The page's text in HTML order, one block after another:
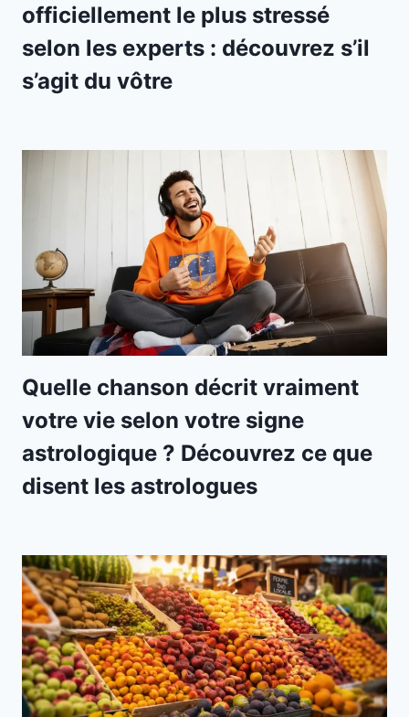
officiellement le plus stressé
selon les experts : découvrez s’il
s’agit du vôtre
Quelle chanson décrit vraiment
votre vie selon votre signe
astrologique ? Découvrez ce que
disent les astrologues